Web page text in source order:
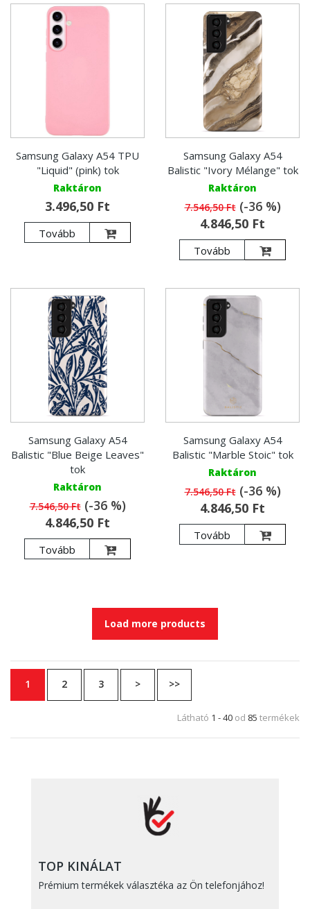
Samsung Galaxy A54 TPU
"Liquid" (pink) tok
Raktáron
3.496,50 Ft
Tovább
Samsung Galaxy A54
Balistic "Ivory Mélange" tok
Raktáron
7.546,50 Ft(-36 %)
4.846,50 Ft
Tovább
Samsung Galaxy A54
Balistic "Blue Beige Leaves"
tok
Raktáron
7.546,50 Ft(-36 %)
4.846,50 Ft
Tovább
Samsung Galaxy A54
Balistic "Marble Stoic" tok
Raktáron
7.546,50 Ft(-36 %)
4.846,50 Ft
Tovább
Load more products
1 2 3 > >>
Látható 1 - 40 od 85 termékek
TOP KINÁLAT
Prémium termékek választéka az Ön telefonjához!